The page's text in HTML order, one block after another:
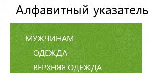
Алфавитный указатель
МУЖЧИНАМ
ОДЕЖДА
ВЕРХНЯЯ ОДЕЖДА